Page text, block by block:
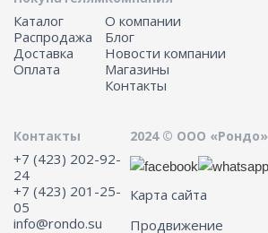
Каталог
Распродажа
Доставка
Оплата
О компании
Блог
Новости компании
Магазины
Контакты
Контакты
+7 (423) 202-92-
24
+7 (423) 201-25-
05
info@rondo.su
2024 © ООО «Рондо»
Карта сайта
Продвижение